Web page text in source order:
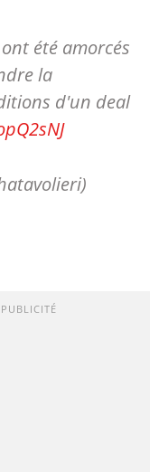
été amorcés
la
d'un deal